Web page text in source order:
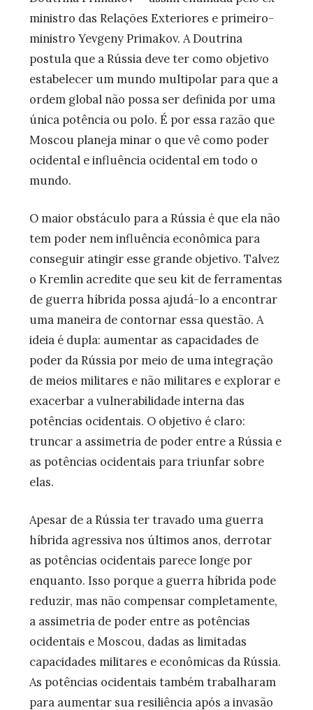
ministro das Relações Exteriores e primeiro-
ministro Yevgeny Primakov. A Doutrina
postula que a Rússia deve ter como objetivo
estabelecer um mundo multipolar para que a
ordem global não possa ser definida por uma
única potência ou polo. É por essa razão que
Moscou planeja minar o que vê como poder
ocidental e influência ocidental em todo o
mundo.
O maior obstáculo para a Rússia é que ela não
tem poder nem influência econômica para
conseguir atingir esse grande objetivo. Talvez
o Kremlin acredite que seu kit de ferramentas
de guerra híbrida possa ajudá-lo a encontrar
uma maneira de contornar essa questão. A
ideia é dupla: aumentar as capacidades de
poder da Rússia por meio de uma integração
de meios militares e não militares e explorar e
exacerbar a vulnerabilidade interna das
potências ocidentais. O objetivo é claro:
truncar a assimetria de poder entre a Rússia e
as potências ocidentais para triunfar sobre
elas.
Apesar de a Rússia ter travado uma guerra
híbrida agressiva nos últimos anos, derrotar
as potências ocidentais parece longe por
enquanto. Isso porque a guerra híbrida pode
reduzir, mas não compensar completamente,
a assimetria de poder entre as potências
ocidentais e Moscou, dadas as limitadas
capacidades militares e econômicas da Rússia.
As potências ocidentais também trabalharam
para aumentar sua resiliência após a invasão